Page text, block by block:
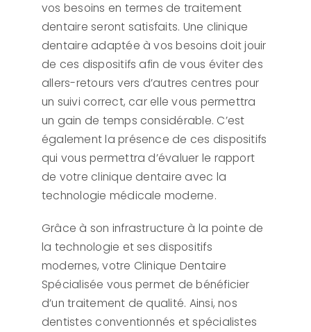
vos besoins en termes de traitement
dentaire seront satisfaits. Une clinique
dentaire adaptée à vos besoins doit jouir
de ces dispositifs afin de vous éviter des
allers-retours vers d’autres centres pour
un suivi correct, car elle vous permettra
un gain de temps considérable. C’est
également la présence de ces dispositifs
qui vous permettra d’évaluer le rapport
de votre clinique dentaire avec la
technologie médicale moderne.
Grâce à son infrastructure à la pointe de
la technologie et ses dispositifs
modernes, votre Clinique Dentaire
Spécialisée vous permet de bénéficier
d’un traitement de qualité. Ainsi, nos
dentistes conventionnés et spécialistes